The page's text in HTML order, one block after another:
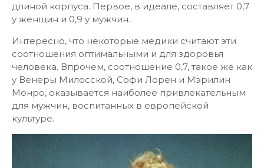
длиной корпуса. Первое, в идеале, составляет 0,7
у женщин и 0,9 у мужчин.
Интересно, что некоторые медики считают эти
соотношения оптимальными и для здоровья
человека. Впрочем, соотношение 0,7, такое же как
у Венеры Милосской, Софи Лорен и Мэрилин
Монро, оказывается наиболее привлекательным
для мужчин, воспитанных в европейской
культуре.